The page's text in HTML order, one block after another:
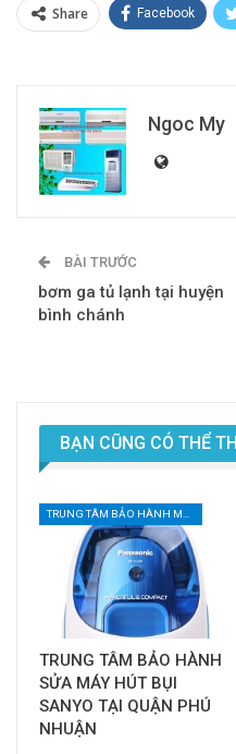
Share Facebook
Ngoc My
BÀI TRƯỚC
bơm ga tủ lạnh tại huyện
bình chánh
BẠN CŨNG CÓ THỂ
TRUNG TÂM BẢO HÀNH MÁY HÚT BỤI TẠI TPHCM
TRUNG TÂM BẢO HÀNH
SỬA MÁY HÚT BỤI
SANYO TẠI QUẬN PHÚ
NHUẬN